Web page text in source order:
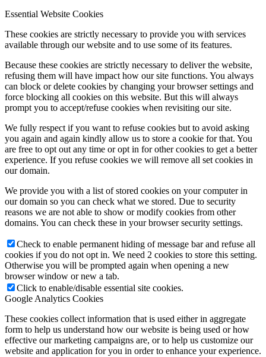
Essential Website Cookies
These cookies are strictly necessary to provide you with services
available through our website and to use some of its features.
Because these cookies are strictly necessary to deliver the website,
refusing them will have impact how our site functions. You always
can block or delete cookies by changing your browser settings and
force blocking all cookies on this website. But this will always
prompt you to accept/refuse cookies when revisiting our site.
We fully respect if you want to refuse cookies but to avoid asking
you again and again kindly allow us to store a cookie for that. You
are free to opt out any time or opt in for other cookies to get a better
experience. If you refuse cookies we will remove all set cookies in
our domain.
We provide you with a list of stored cookies on your computer in
our domain so you can check what we stored. Due to security
reasons we are not able to show or modify cookies from other
domains. You can check these in your browser security settings.
Check to enable permanent hiding of message bar and refuse all
cookies if you do not opt in. We need 2 cookies to store this setting.
Otherwise you will be prompted again when opening a new
browser window or new a tab.
Click to enable/disable essential site cookies.
Google Analytics Cookies
These cookies collect information that is used either in aggregate
form to help us understand how our website is being used or how
effective our marketing campaigns are, or to help us customize our
website and application for you in order to enhance your experience.